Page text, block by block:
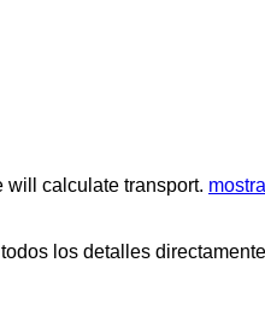
will calculate transport.
los detalles